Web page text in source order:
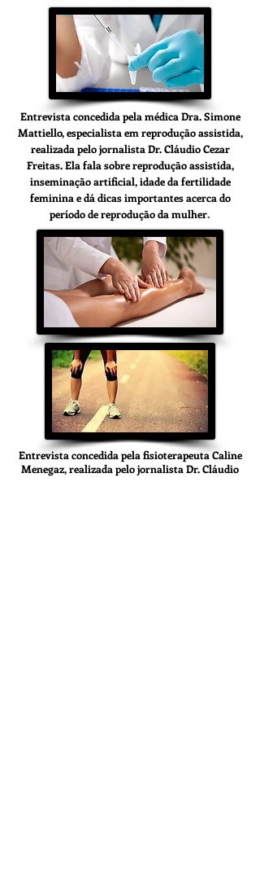
Entrevista concedida pela médica Dra. Simone
Mattiello, especialista em reprodução assistida,
realizada pelo jornalista Dr. Cláudio Cezar
Freitas. Ela fala sobre reprodução assistida,
inseminação artificial, idade da fertilidade
feminina e dá dicas importantes acerca do
período de reprodução da mulher.
Entrevista concedida pela fisioterapeuta Caline
Menegaz, realizada pelo jornalista Dr. Cláudio